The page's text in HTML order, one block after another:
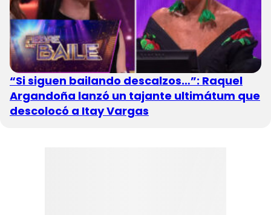
“Si siguen bailando descalzos…”: Raquel
Argandoña lanzó un tajante ultimátum que
descolocó a Itay Vargas